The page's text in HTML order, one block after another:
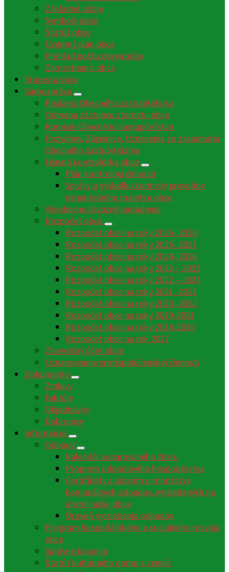
Základné údaje
Symboly obce
Štatút obce
Územný plán obce
Prehľad počtu obyvateľov
Zamestnanci obce
Starosta obce
Samospráva
Poslanci Obecného zastupiteľstva
Odmena zástupcu starostu obce
Komisie Obecného zastupiteľstva
Pozvánky, Zápisnice, Uznesenia zo zasadnutia
Obecného zastupiteľstva
Hlavná kontrolórka obce
Plán kontrolnej činnosti
Správy o výsledku kontroly prevodov
nehnuteľného majetku obce
Všeobecne záväzné nariadenia
Rozpočet obce
Rozpočet obce na roky 2026- 2028
Rozpočet obce na roky 2025- 2027
Rozpočet obce na roky 2024- 2026
Rozpočet obce na roky 2023 – 2025
Rozpočet obce na roky 2022 – 2024
Rozpočet obce na roky 2021 -2023
Rozpočet obce na roky 2020 -2022
Rozpočet obce na roky 2019-2021
Rozpočet obce na roky 2018-2020
Rozpočet obce na rok 2017
Záverečný účet obce
Oznamovanie protispoločenskej činnosti
Dokumenty
Zmluvy
Faktúry
Objednávky
Dobropisy
Informácie
Odpady
Kalendár separovaného zberu
Program odpadového hospodárstva
Certifikáty s údajom o množstve
komunálnych odpadov, vytriedených na
území našej obce
Úroveň vytriedenia odpadov
Program hospodárskeho a sociálneho rozvoja
obce
Správne konania
Štatút kultúrneho domu a cenník